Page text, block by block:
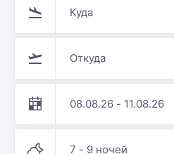
Куда
Откуда
08.08.26 - 11.08.26
7 - 9 ночей